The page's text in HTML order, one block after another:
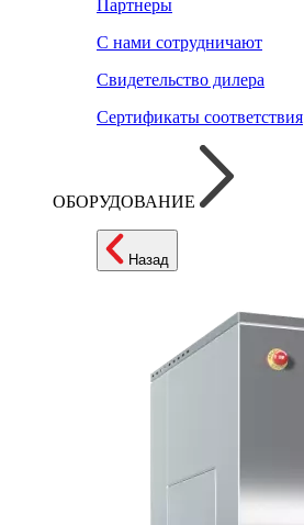
Партнеры
С нами сотрудничают
Свидетельство дилера
Сертификаты соответствия
ОБОРУДОВАНИЕ
Назад